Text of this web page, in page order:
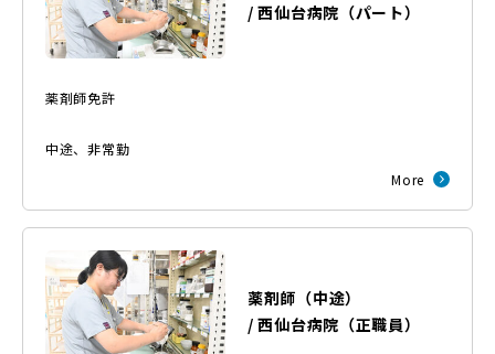
/西仙台病院 （パート）
薬剤師免許
中途、非常勤
More
薬剤師（中途）
/西仙台病院 （正職員）